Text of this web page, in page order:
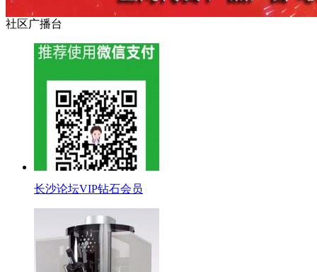
社区广播台
长沙论坛VIP钻石会员